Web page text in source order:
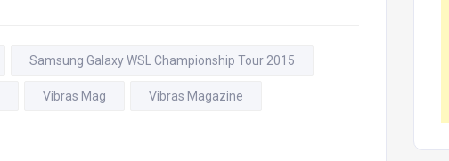
Samsung Galaxy WSL Championship Tour 2015
Vibras Mag Vibras Magazine